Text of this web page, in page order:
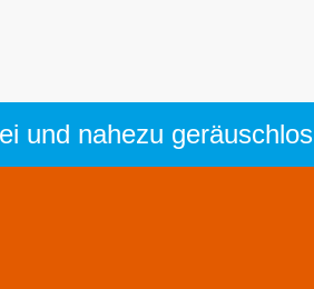
und nahezu geräuschlos